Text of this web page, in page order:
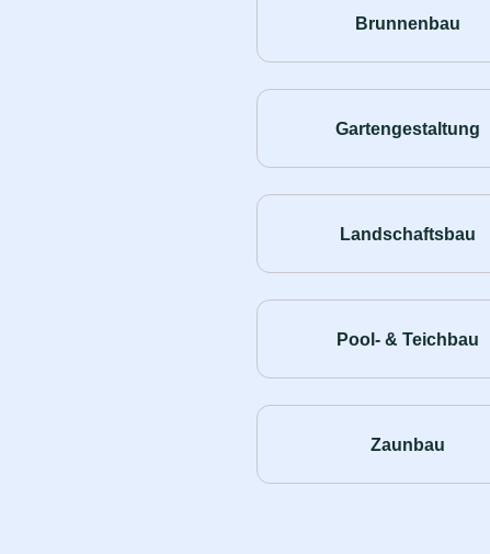
Brunnenbau
Gartengestaltung
Landschaftsbau
Pool- & Teichbau
Zaunbau